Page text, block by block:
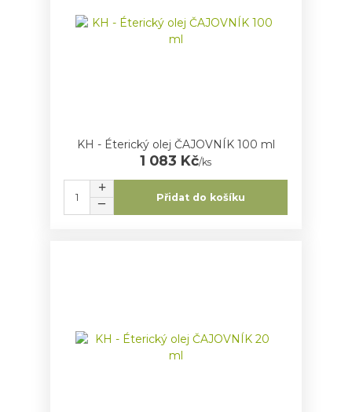
KH - Éterický olej ČAJOVNÍK 100 ml
1 083 Kč/ks
Přidat do košíku